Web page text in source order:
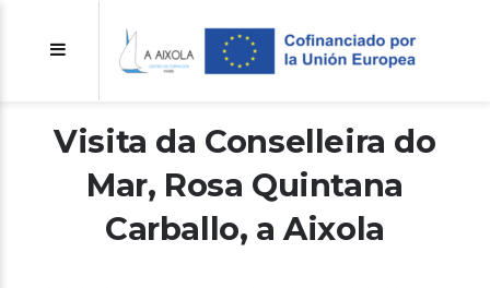
Visita da Conselleira do
Mar, Rosa Quintana
Carballo, a Aixola